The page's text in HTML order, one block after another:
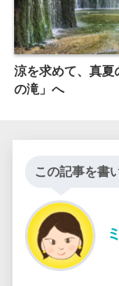
涼を求めて、真夏
の滝」へ
この記事を書